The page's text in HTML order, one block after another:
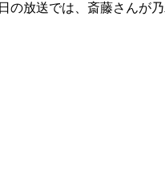
放送では、斎藤さんが